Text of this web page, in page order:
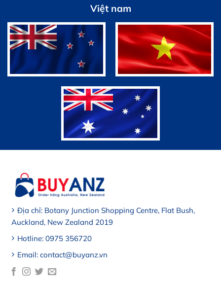
Việt nam
Địa chỉ: Botany Junction Shopping Centre, Flat Bush,
Auckland, New Zealand 2019
Hotline: 0975 356720
Email: contact@buyanz.vn